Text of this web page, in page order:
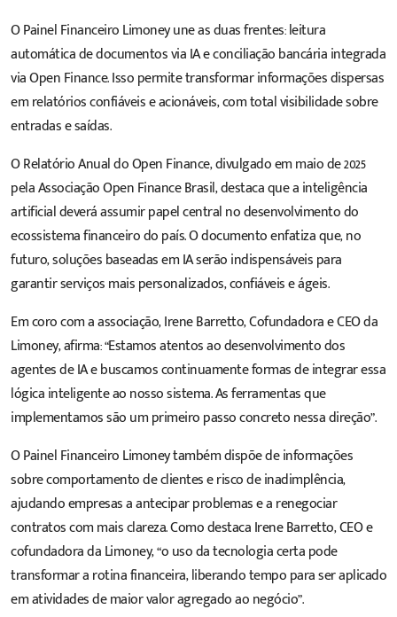
O Painel Financeiro Limoney une as duas frentes: leitura
automática de documentos via IA e conciliação bancária integrada
via Open Finance. Isso permite transformar informações dispersas
em relatórios confiáveis e acionáveis, com total visibilidade sobre
entradas e saídas.
O Relatório Anual do Open Finance, divulgado em maio de 2025
pela Associação Open Finance Brasil, destaca que a inteligência
artificial deverá assumir papel central no desenvolvimento do
ecossistema financeiro do país. O documento enfatiza que, no
futuro, soluções baseadas em IA serão indispensáveis para
garantir serviços mais personalizados, confiáveis e ágeis.
Em coro com a associação, Irene Barretto, Cofundadora e CEO da
Limoney, afirma: “Estamos atentos ao desenvolvimento dos
agentes de IA e buscamos continuamente formas de integrar essa
lógica inteligente ao nosso sistema. As ferramentas que
implementamos são um primeiro passo concreto nessa direção”.
O Painel Financeiro Limoney também dispõe de informações
sobre comportamento de clientes e risco de inadimplência,
ajudando empresas a antecipar problemas e a renegociar
contratos com mais clareza. Como destaca Irene Barretto, CEO e
cofundadora da Limoney, “o uso da tecnologia certa pode
transformar a rotina financeira, liberando tempo para ser aplicado
em atividades de maior valor agregado ao negócio”.